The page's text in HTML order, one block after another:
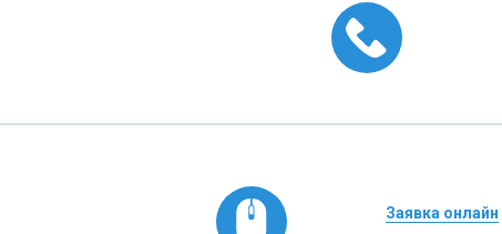
Заявка онлайн